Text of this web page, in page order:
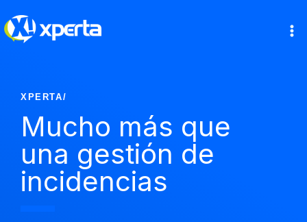
al
contenido
XPERTA/
Mucho más que
una gestión de
incidencias